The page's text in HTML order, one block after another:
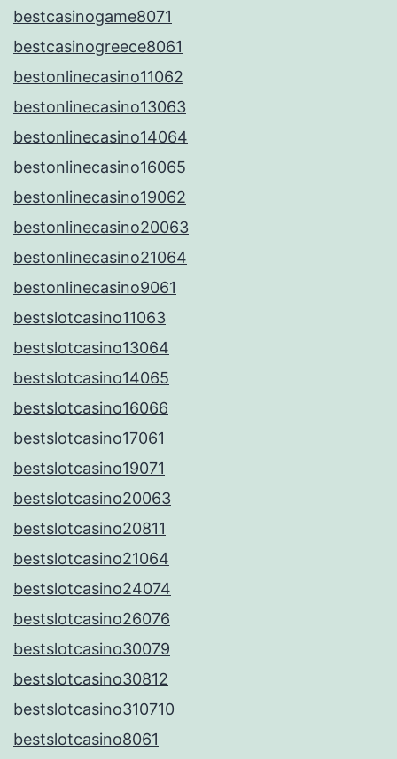
bestcasinogame8071
bestcasinogreece8061
bestonlinecasino11062
bestonlinecasino13063
bestonlinecasino14064
bestonlinecasino16065
bestonlinecasino19062
bestonlinecasino20063
bestonlinecasino21064
bestonlinecasino9061
bestslotcasino11063
bestslotcasino13064
bestslotcasino14065
bestslotcasino16066
bestslotcasino17061
bestslotcasino19071
bestslotcasino20063
bestslotcasino20811
bestslotcasino21064
bestslotcasino24074
bestslotcasino26076
bestslotcasino30079
bestslotcasino30812
bestslotcasino310710
bestslotcasino8061